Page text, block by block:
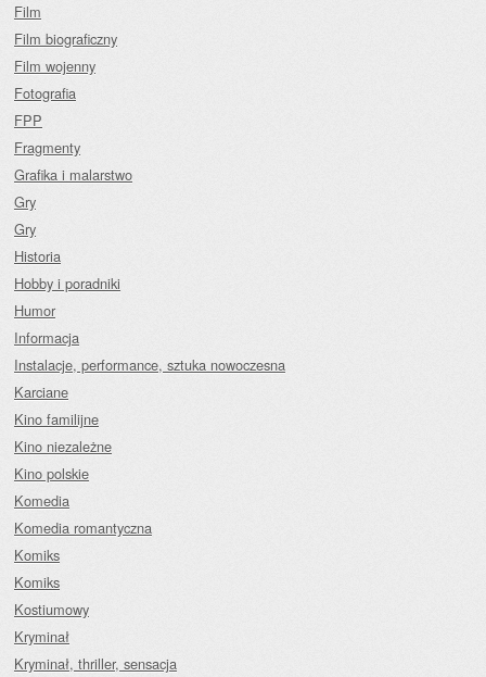
Film
Film biograficzny
Film wojenny
Fotografia
FPP
Fragmenty
Grafika i malarstwo
Gry
Gry
Historia
Hobby i poradniki
Humor
Informacja
Instalacje, performance, sztuka nowoczesna
Karciane
Kino familijne
Kino niezależne
Kino polskie
Komedia
Komedia romantyczna
Komiks
Komiks
Kostiumowy
Kryminał
Kryminał, thriller, sensacja